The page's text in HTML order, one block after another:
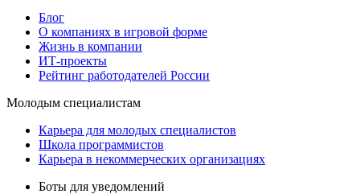
Блог
О компаниях в игровой форме
Жизнь в компании
ИТ-проекты
Рейтинг работодателей России
Молодым специалистам
Карьера для молодых специалистов
Школа программистов
Карьера в некоммерческих организациях
Боты для уведомлений